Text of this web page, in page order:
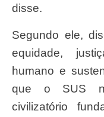
disse.
Segundo ele, discutir saúde rural é tratar de
equidade,
humano e
que o SUS
civilizatório